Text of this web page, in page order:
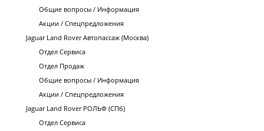
Общие вопросы / Информация
Акции / Спецпредложения
Jaguar Land Rover Автопассаж (Москва)
Отдел Сервиса
Отдел Продаж
Общие вопросы / Информация
Акции / Спецпредложения
Jaguar Land Rover РОЛЬФ (СПб)
Отдел Сервиса